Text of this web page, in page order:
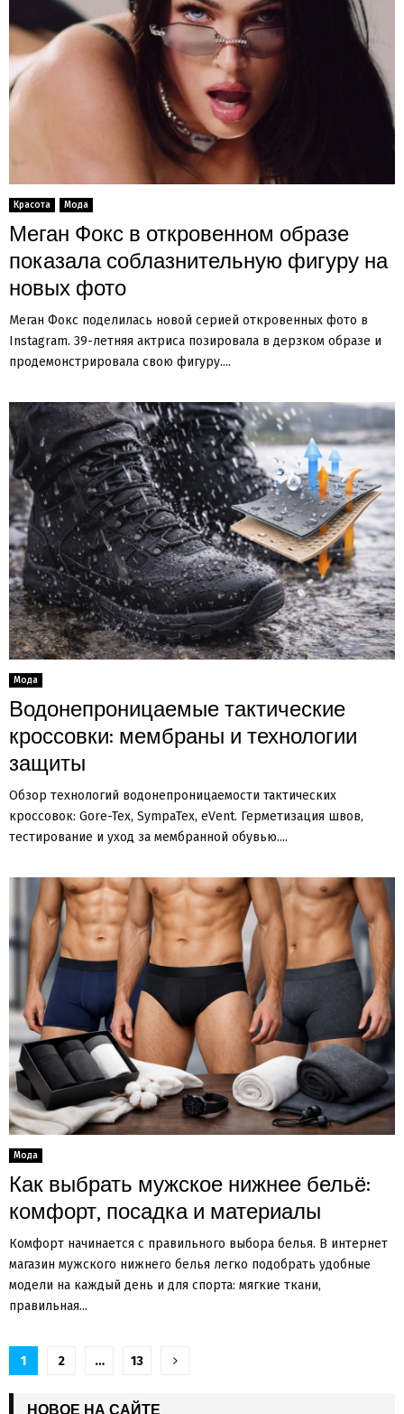
Красота Мода
Меган Фокс в откровенном образе
показала соблазнительную фигуру на
новых фото
Меган Фокс поделилась новой серией откровенных фото в
Instagram. 39-летняя актриса позировала в дерзком образе и
продемонстрировала свою фигуру....
Мода
Водонепроницаемые тактические
кроссовки: мембраны и технологии
защиты
Обзор технологий водонепроницаемости тактических
кроссовок: Gore-Tex, SympaTex, eVent. Герметизация швов,
тестирование и уход за мембранной обувью....
Мода
Как выбрать мужское нижнее бельё:
комфорт, посадка и материалы
Комфорт начинается с правильного выбора белья. В интернет
магазин мужского нижнего белья легко подобрать удобные
модели на каждый день и для спорта: мягкие ткани,
правильная...
Пагинация
записей
1 2 … 13
НОВОЕ НА САЙТЕ